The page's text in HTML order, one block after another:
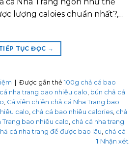
cá Nha Trang ngon như thế
lượng caloies chuẩn nhất?,…
TỤC ĐỌC →
Được gắn thẻ 100g chả cá bao
nha trang bao nhiêu calo bún chả cá
Cá viên chiên chả cá Nha Trang bao
calo chả cá bao nhiêu calories chả
Trang bao nhiêu calo chả cá nha trang
cá nha trang để được bao lâu chả cá
1 Nhận xét